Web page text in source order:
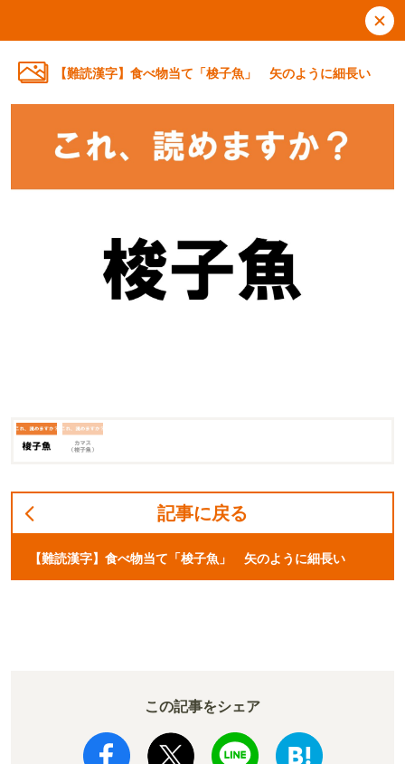
【難読漢字】食べ物当て「梭子魚」 矢のように細長い
記事に戻る
【難読漢字】食べ物当て「梭子魚」 矢のように細長い
この記事をシェア